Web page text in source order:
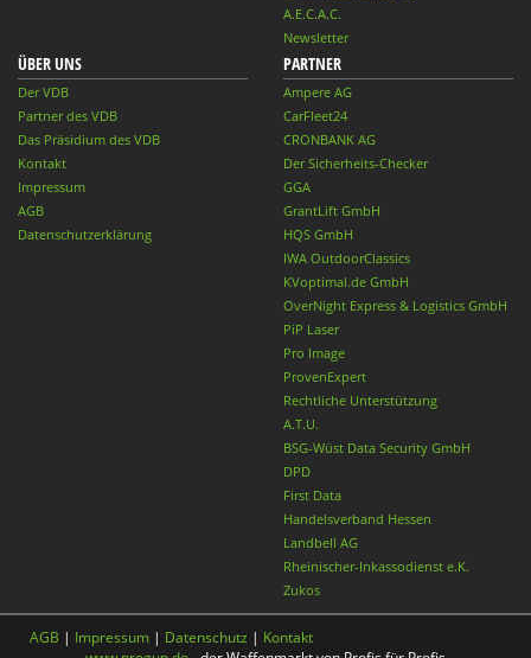
A.E.C.A.C.
Newsletter
ÜBER UNS
Der VDB
Partner des VDB
Das Präsidium des VDB
Kontakt
Impressum
AGB
Datenschutzerklärung
PARTNER
Ampere AG
CarFleet24
CRONBANK AG
Der Sicherheits-Checker
GGA
GrantLift GmbH
HQS GmbH
IWA OutdoorClassics
KVoptimal.de GmbH
OverNight Express & Logistics GmbH
PiP Laser
Pro Image
ProvenExpert
Rechtliche Unterstützung
A.T.U.
BSG-Wüst Data Security GmbH
DPD
First Data
Handelsverband Hessen
Landbell AG
Rheinischer-Inkassodienst e.K.
Zukos
AGB | Impressum | Datenschutz | Kontakt